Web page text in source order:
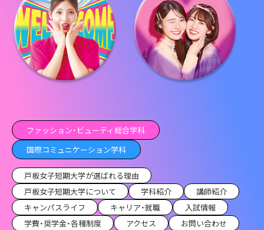
ファッション・ビューティ総合学科
国際コミュニケーション学科
戸板女子短期大学が選ばれる理由
戸板女子短期大学について
学科紹介
講師紹介
キャンパスライフ
キャリア・就職
入試情報
学費・奨学金・各種制度
アクセス
お問い合わせ